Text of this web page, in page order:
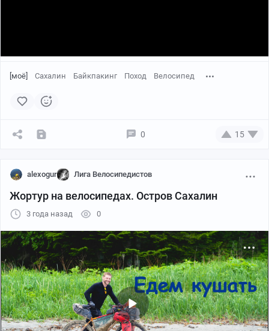
[моё] Сахалин Байкпакинг Поход Велосипед
0 15
alexogur Лига Велосипедистов
Жортур на велосипедах. Остров Сахалин
3 года назад 0